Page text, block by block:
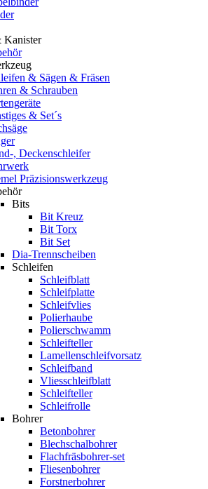
Kanister
& Sägen & Fräsen
& Schrauben
& Set´s
, Deckenschleifer
Präzisionswerkzeug
Bits
Bit Kreuz
Bit Torx
Bit Set
Dia-Trennscheiben
Schleifen
Schleifblatt
Schleifplatte
Schleifvlies
Polierhaube
Polierschwamm
Schleifteller
Lamellenschleifvorsatz
Schleifband
Vliesschleifblatt
Schleifteller
Schleifrolle
Bohrer
Betonbohrer
Blechschalbohrer
Flachfräsbohrer-set
Fliesenbohrer
Forstnerbohrer